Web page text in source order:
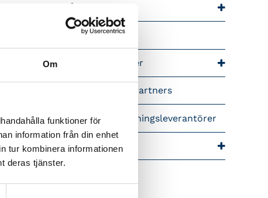
Om
funktioner för
information från din enhet
tur kombinera informationen
deras tjänster.
branschfrågor
för lönekonsulter
för redovisningskonsulter
från våra Srf Partners
lönekurser – för utbildningsleverantörer
event och temadagar